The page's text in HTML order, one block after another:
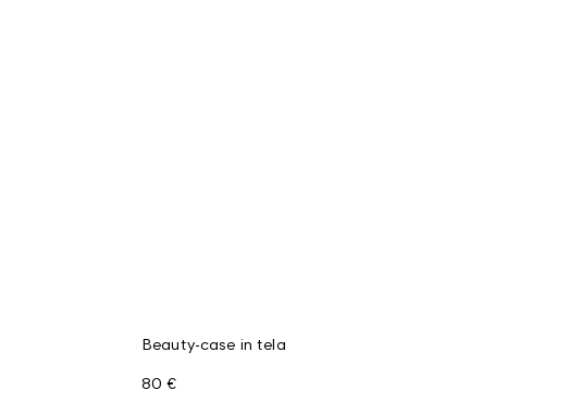
Beauty-case in tela
80 €